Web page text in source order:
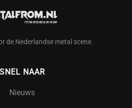
de Nederlandse metal scene.
SNEL NAAR
Nieuws